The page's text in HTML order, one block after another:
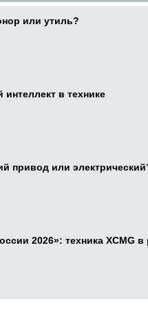
или утиль?
интеллект в технике
привод или
2026»: техника XCMG